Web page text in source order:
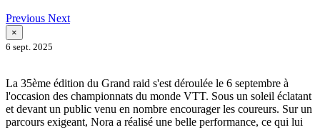
Previous Next
×
6 sept. 2025
La 35ème édition du Grand raid s'est déroulée le 6 septembre à
l'occasion des championnats du monde VTT. Sous un soleil éclatant
et devant un public venu en nombre encourager les coureurs. Sur un
parcours exigeant, Nora a réalisé une belle performance, ce qui lui